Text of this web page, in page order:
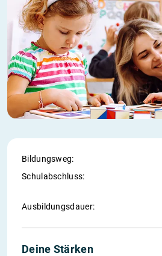
Bildungsweg:
Schul­abschluss:
Ausbildungs­dauer:
Deine Stärken